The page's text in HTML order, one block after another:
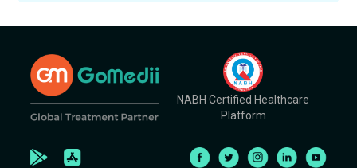
NABH Certified Healthcare
Platform